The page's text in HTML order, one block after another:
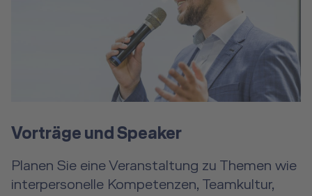
Vorträge und Speaker
Planen Sie eine Veranstaltung zu Themen wie
interpersonelle Kompetenzen, Teamkultur,